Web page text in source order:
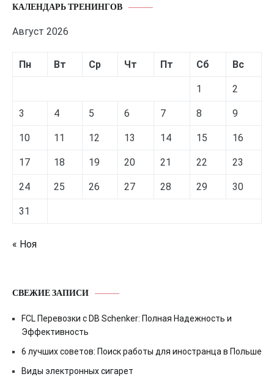
КАЛЕНДАРЬ ТРЕНИНГОВ
Август 2026
Пн Вт Ср Чт Пт Сб Вс
1 2
3 4 5 6 7 8 9
10 11 12 13 14 15 16
17 18 19 20 21 22 23
24 25 26 27 28 29 30
31
« Ноя
СВЕЖИЕ ЗАПИСИ
FCL Перевозки с DB Schenker: Полная Надежность и
Эффективность
6 лучших советов: Поиск работы для иностранца в Польше
Виды электронных сигарет